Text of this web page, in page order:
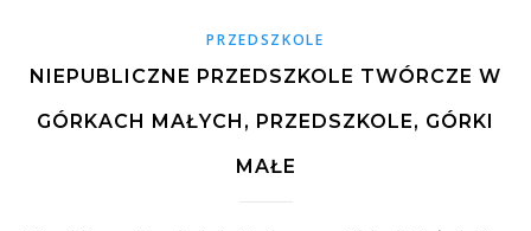
PRZEDSZKOLE
NIEPUBLICZNE PRZEDSZKOLE TWÓRCZE W
GÓRKACH MAŁYCH, PRZEDSZKOLE, GÓRKI
MAŁE